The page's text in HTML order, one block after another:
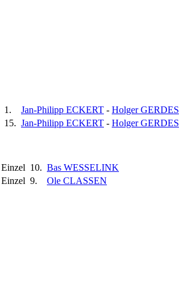
1. Jan-Philipp ECKERT - Holger GERDES
15. Jan-Philipp ECKERT - Holger GERDES
Einzel 10. Bas WESSELINK
Einzel 9. Ole CLASSEN